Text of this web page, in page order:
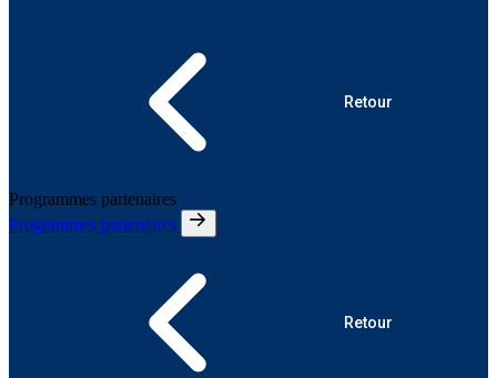
Retour
Programmes partenaires
Programmes partenaires
Retour